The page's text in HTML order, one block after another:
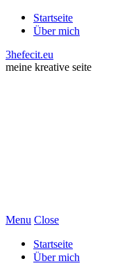
Startseite
Über mich
3hefecit.eu
meine kreative seite
Menu Close
Startseite
Über mich